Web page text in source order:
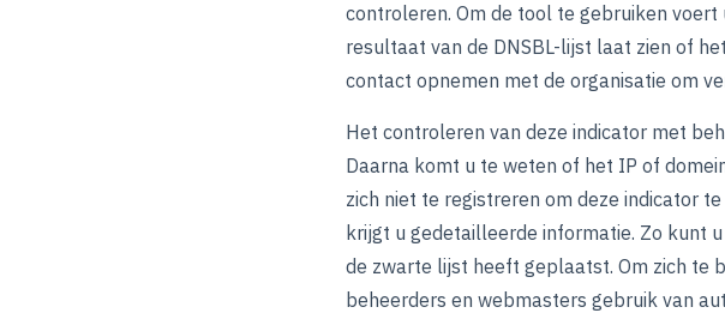
controleren. Om de tool te gebruiken
resultaat van de DNSBL-lijst laat zien of
contact opnemen met de organisatie om
Het controleren van deze indicator met
Daarna komt u te weten of het IP of
zich niet te registreren om deze indicator
krijgt u gedetailleerde informatie. Zo kunt
de zwarte lijst heeft geplaatst. Om zich te
beheerders en webmasters gebruik van